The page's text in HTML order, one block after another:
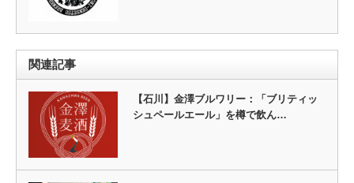
関連記事
【石川】金澤ブルワリー：「ブリティッ
シュペールエール」を樽で飲ん…